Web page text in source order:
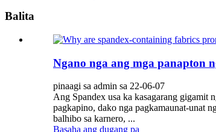
Balita
Ngano nga ang mga panapton
pinaagi sa admin sa 22-06-07
Ang Spandex usa ka kasagarang gigamit
pagkapino, dako nga pagkamaunat-unat
balhibo sa karnero, ...
Basaha ang dugang pa